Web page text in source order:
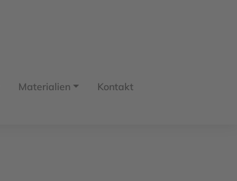
Materialien Kontakt